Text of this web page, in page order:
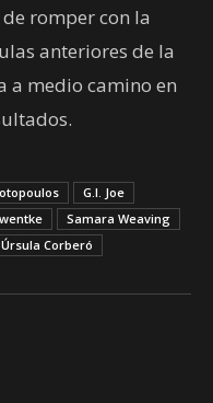
romper con la
anteriores de la
a medio camino en
G.I. Joe
Samara Weaving
Úrsula Corberó